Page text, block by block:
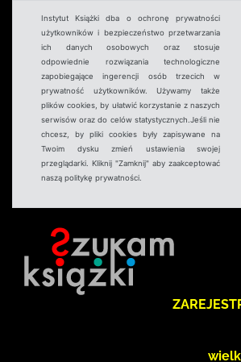
Instytut Książki dba o ochronę prywatności
użytkowników i bezpieczeństwo przetwarzania
ich danych osobowych oraz stosuje
odpowiednie rozwiązania technologiczne
zapobiegające ingerencji osób trzecich w
prywatność użytkowników. Używamy także
plików cookies, by ułatwić korzystanie z naszych
serwisów oraz do celów statystycznych.Jeśli nie
chcesz, by pliki cookies były zapisywane na
Twoim dysku zmień ustawienia swojej
przeglądarki. Kliknij "Zamknij" aby zaakceptować
naszą politykę prywatności.